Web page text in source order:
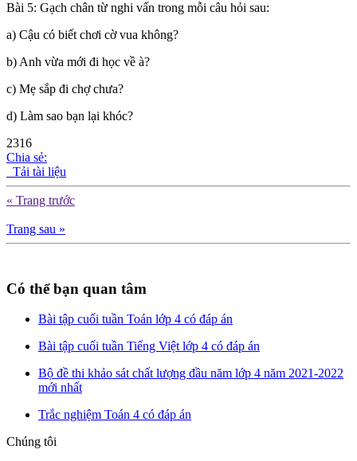
Bài 5: Gạch chân từ nghi vấn trong mỗi câu hỏi sau:
a) Cậu có biết chơi cờ vua không?
b) Anh vừa mới đi học về à?
c) Mẹ sắp đi chợ chưa?
d) Làm sao bạn lại khóc?
2316
Chia sẻ:
Tải tài liệu
« Trang trước
Trang sau »
Có thể bạn quan tâm
Bài tập cuối tuần Toán lớp 4 có đáp án
Bài tập cuối tuần Tiếng Việt lớp 4 có đáp án
Bộ đề thi khảo sát chất lượng đầu năm lớp 4 năm 2021-2022
mới nhất
Trắc nghiệm Toán 4 có đáp án
Chúng tôi